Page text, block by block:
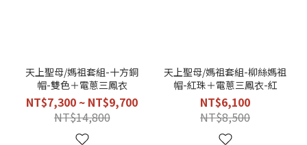
天上聖母/媽祖套組-十方銅
帽-雙色＋電蔥三鳳衣
NT$7,300 ~ NT$9,700
NT$14,800
天上聖母/媽祖套組-柳絲媽祖
帽-紅珠＋電蔥三鳳衣-紅
NT$6,100
NT$8,500